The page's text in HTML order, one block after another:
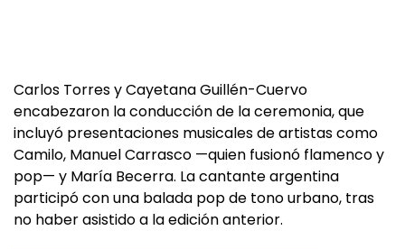
Carlos Torres y Cayetana Guillén-Cuervo
encabezaron la conducción de la ceremonia, que
incluyó presentaciones musicales de artistas como
Camilo, Manuel Carrasco —quien fusionó flamenco y
pop— y María Becerra. La cantante argentina
participó con una balada pop de tono urbano, tras
no haber asistido a la edición anterior.